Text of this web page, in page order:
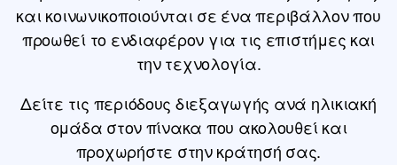
και κοινωνικοποιούνται σε ένα περιβάλλον που
προωθεί το ενδιαφέρον για τις επιστήμες και
την τεχνολογία.
Δείτε τις περιόδους διεξαγωγής ανά ηλικιακή
ομάδα στον πίνακα που ακολουθεί και
προχωρήστε στην κράτησή σας.